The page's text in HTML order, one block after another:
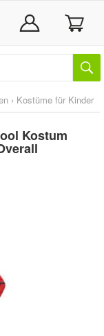
› Kostüme für Kinder
Kostum